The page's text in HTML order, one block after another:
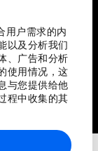
用户需求的内
以及分析我们
、广告和分析
使用情况，这
与您提供给他
程中收集的其